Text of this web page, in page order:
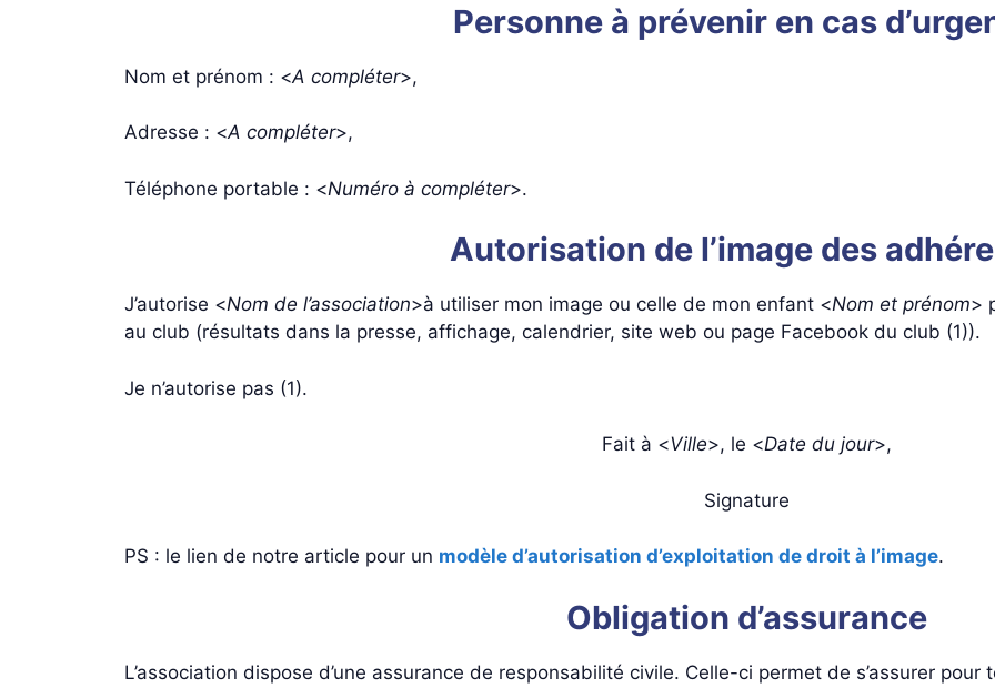
Personne à prévenir en cas
Nom et prénom : <A compléter>,
Adresse : <A compléter>,
Téléphone portable : <Numéro à compléter>.
Autorisation de l’image des
J’autorise <Nom de l’association>à utiliser mon image ou celle de mon enfant <Nom et prénom>
au club (résultats dans la presse, affichage, calendrier, site web ou page Facebook du club (1)).
Je n’autorise pas (1).
Fait à <Ville>, le <Date du jour>,
Signature
PS : le lien de notre article pour un modèle d’autorisation d’exploitation de droit à l’image.
Obligation d’assurance
L’association dispose d’une assurance de responsabilité civile. Celle-ci permet de s’assurer